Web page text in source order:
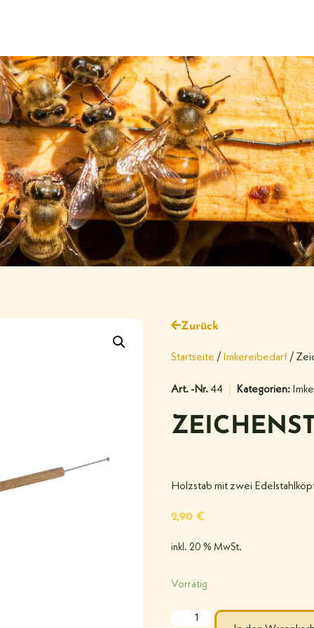
Zurück
Startseite / Imkereibedarf /
Art. -Nr.44 Kategorien:
Holzstab mit zwei
2,90 €
inkl. 20 % MwSt.
Vorrätig